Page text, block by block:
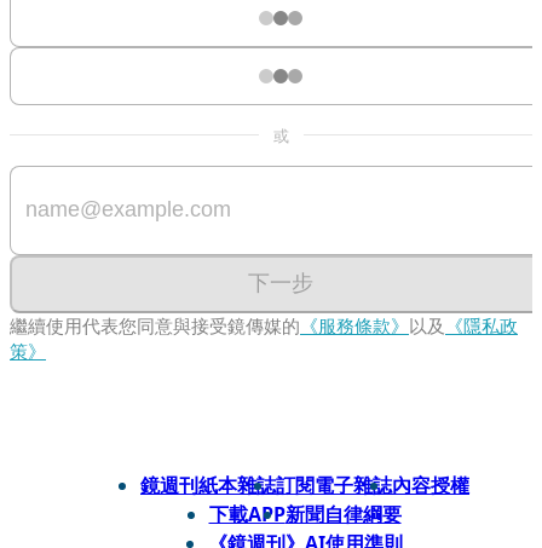
或
下一步
繼續使用代表您同意與接受鏡傳媒的 《服務條款》 以及 《隱私政
策》
鏡週刊紙本雜誌訂閱電子雜誌內容授權
下載APP新聞自律綱要